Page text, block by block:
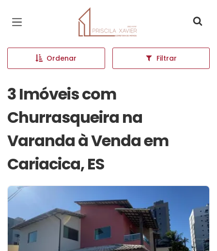
Página inicial
Ordenar Filtrar
3 Imóveis com
Churrasqueira na
Varanda à Venda em
Cariacica, ES